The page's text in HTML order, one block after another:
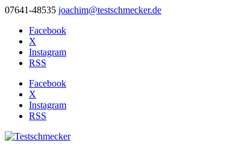
07641-48535 joachim@testschmecker.de
Facebook
X
Instagram
RSS
Facebook
X
Instagram
RSS